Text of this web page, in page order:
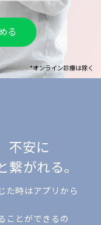
る
*オンライン診療は除く
不安に​
がれる。​
た時はアプリから
ことができるの